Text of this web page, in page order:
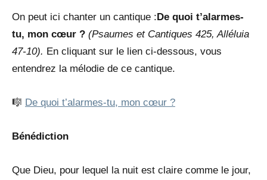
On peut ici chanter un cantique :De quoi t’alarmes-
tu, mon cœur ? (Psaumes et Cantiques 425, Alléluia
47-10). En cliquant sur le lien ci-dessous, vous
entendrez la mélodie de ce cantique.
🎼 De quoi t’alarmes-tu, mon cœur ?
Bénédiction
Que Dieu, pour lequel la nuit est claire comme le jour,